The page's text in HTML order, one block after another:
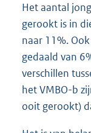
Het aantal
gerookt is in
naar 11%.
gedaald van
verschillen
het VMBO-b
ooit gerookt)